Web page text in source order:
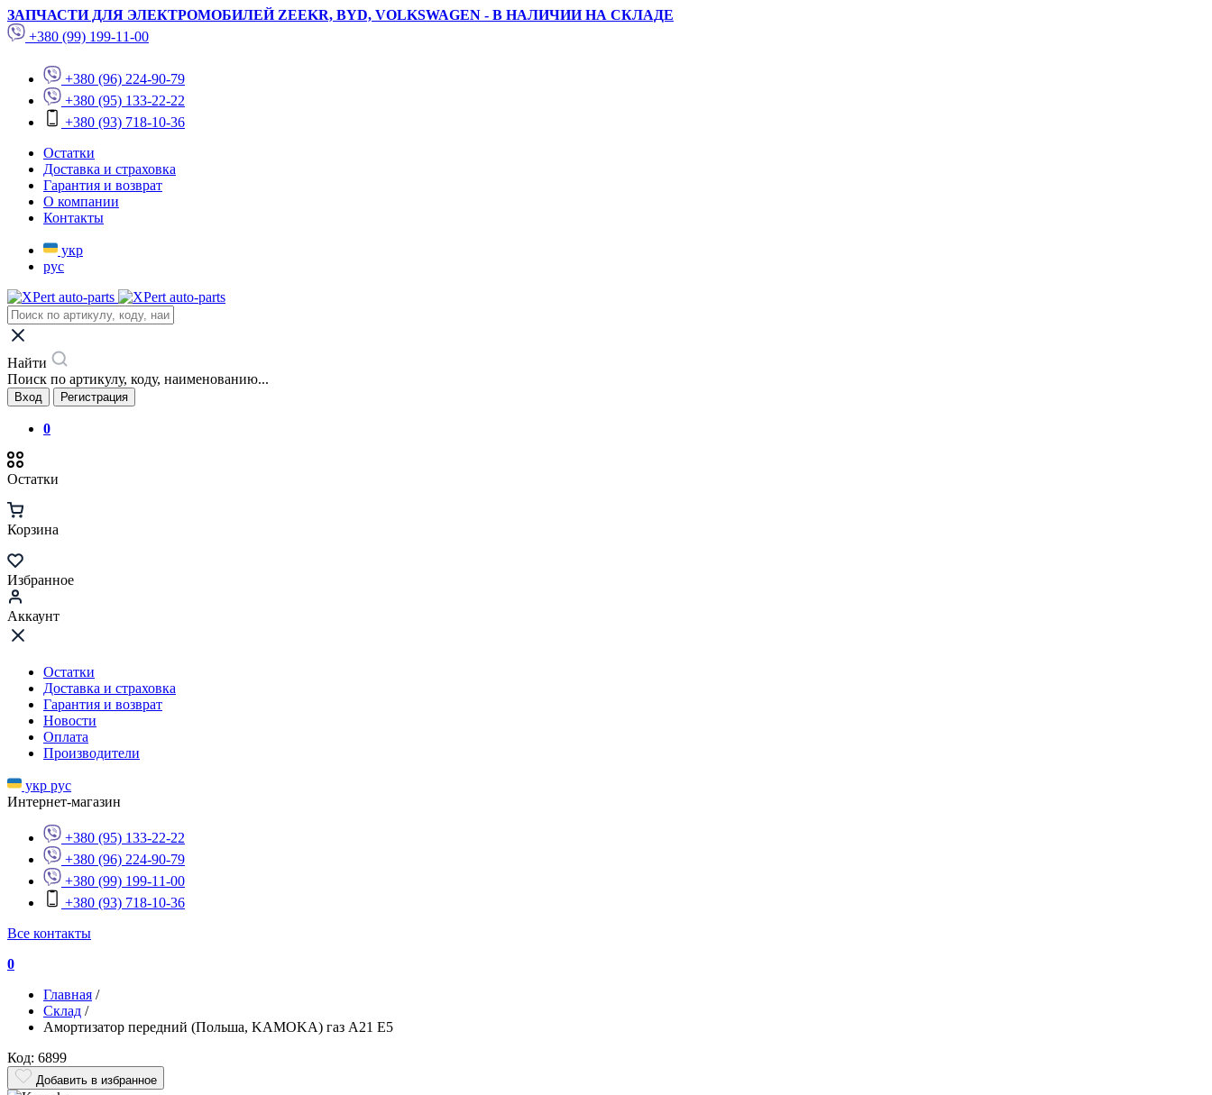
ЗАПЧАСТИ ДЛЯ ЭЛЕКТРОМОБИЛЕЙ ZEEKR, BYD, VOLKSWAGEN - В НАЛИЧИИ НА СКЛАДЕ
+380 (99) 199-11-00
+380 (96) 224-90-79
+380 (95) 133-22-22
+380 (93) 718-10-36
Остатки
Доставка и страховка
Гарантия и возврат
О компании
Контакты
укр
рус
Найти
Поиск по артикулу, коду, наименованию...
Вход Регистрация
0
Остатки
Корзина
Избранное
Аккаунт
Остатки
Доставка и страховка
Гарантия и возврат
Новости
Оплата
Производители
укр рус
Интернет-магазин
+380 (95) 133-22-22
+380 (96) 224-90-79
+380 (99) 199-11-00
+380 (93) 718-10-36
Все контакты
0
Главная /
Склад /
Амортизатор передний (Польша, KAMOKA) газ A21 E5
Код: 6899
Добавить в избранное